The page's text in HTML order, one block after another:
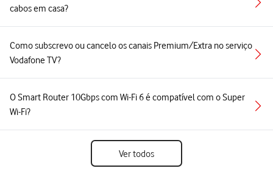
cabos em casa?
Como subscrevo ou cancelo os canais Premium/Extra no serviço
Vodafone TV?
O Smart Router 10Gbps com Wi-Fi 6 é compatível com o Super
Wi-Fi?
Ver todos